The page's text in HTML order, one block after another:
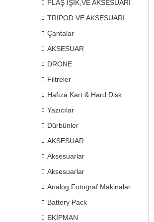
FLAŞ IŞIK,VE AKSESUARI
TRIPOD VE AKSESUARI
Çantalar
AKSESUAR
DRONE
Filtreler
Hafıza Kart & Hard Disk
Yazıcılar
Dürbünler
AKSESUAR
Aksesuarlar
Aksesuarlar
Analog Fotograf Makinalar
Battery Pack
EKİPMAN